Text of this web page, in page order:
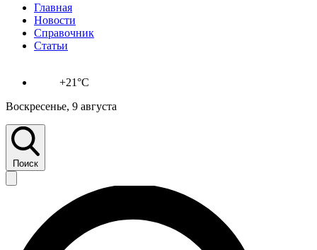
Главная
Новости
Справочник
Статьи
+21°C
Воскресенье, 9 августа
Поиск